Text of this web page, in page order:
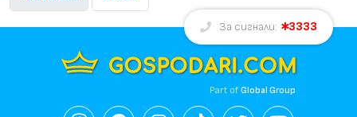
За сигнали: 3333
Part ofGlobal Group